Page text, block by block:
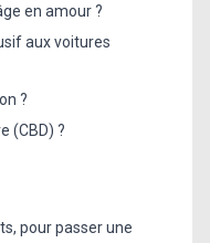
en amour ?
aux voitures
?
(CBD) ?
pour passer une